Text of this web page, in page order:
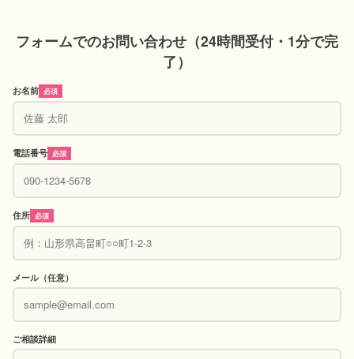
フォームでのお問い合わせ（24時間受付・1分で完
了）
お名前 必須
電話番号 必須
住所 必須
メール（任意）
ご相談詳細